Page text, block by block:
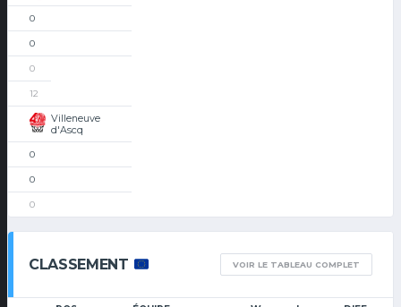
0
0
0
12
Villeneuve
d'Ascq
0
0
0
CLASSEMENT VOIR LE TABLEAU COMPLET